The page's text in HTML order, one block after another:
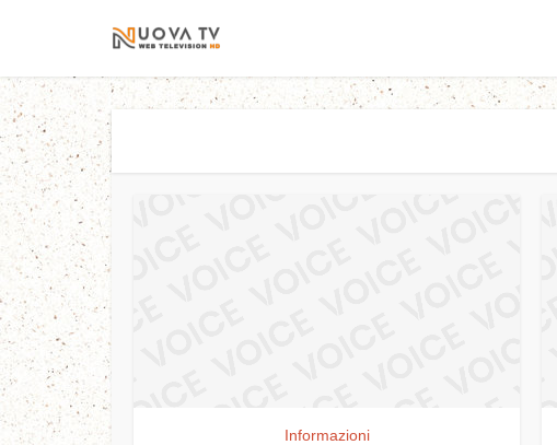
Informazioni